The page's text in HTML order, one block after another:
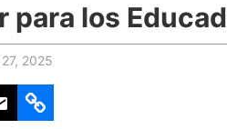
para los
2025